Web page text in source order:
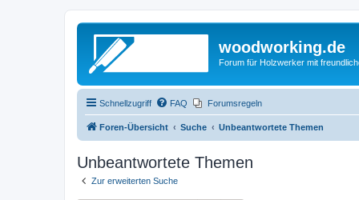
woodworking.de
Forum für Holzwerker mit
Schnellzugriff FAQ Forumsregeln
Foren-Übersicht Suche Unbeantwortete Themen
Unbeantwortete Themen
Zur erweiterten Suche